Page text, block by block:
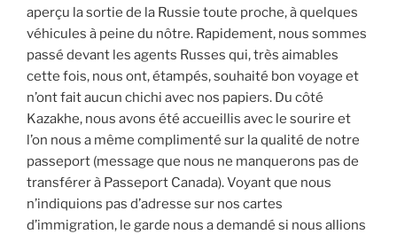
aperçu la sortie de la Russie toute proche, à quelques
véhicules à peine du nôtre. Rapidement, nous sommes
passé devant les agents Russes qui, très aimables
cette fois, nous ont, étampés, souhaité bon voyage et
n’ont fait aucun chichi avec nos papiers. Du côté
Kazakhe, nous avons été accueillis avec le sourire et
l’on nous a même complimenté sur la qualité de notre
passeport (message que nous ne manquerons pas de
transférer à Passeport Canada). Voyant que nous
n’indiquions pas d’adresse sur nos cartes
d’immigration, le garde nous a demandé si nous allions